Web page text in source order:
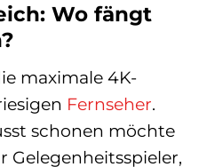
Wo fängt
maximale 4K-
Fernseher.
schonen möchte
Gelegenheitsspieler,